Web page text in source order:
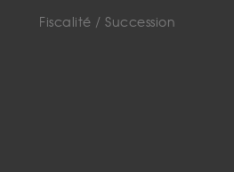
Fiscalité / Succession